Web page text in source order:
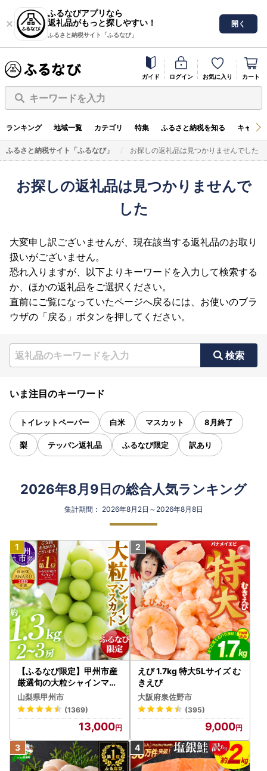
ふるなびアプリなら
返礼品がもっと探しやすい！
ふるさと納税サイト「ふるなび」
開く
ガイド ログイン お気に入り カート
キーワードを入力
ランキング 地域一覧 カテゴリ 特集 ふるさと納税を知る キャン
ふるさと納税サイト「ふるなび」 お探しの返礼品は見つかりませんでした
お探しの返礼品は見つかりませんで
した
大変申し訳ございませんが、現在該当する返礼品のお取り
扱いがございません。
恐れ入りますが、以下よりキーワードを入力して検索する
か、ほかの返礼品をご選択ください。
直前にご覧になっていたページへ戻るには、お使いのブラ
ウザの「戻る」ボタンを押してください。
検索
いま注目のキーワード
トイレットペーパー 白米 マスカット 8月終了
梨 テッパン返礼品 ふるなび限定 訳あり
2026年8月9日の総合人気ランキング
集計期間： 2026年8月2日～2026年8月8日
【ふるなび限定】甲州市産
厳選旬の大粒シャインマス
カット 約1.3kg 2～3房【2
026年発送】（MG）B12-
472 FN-Limited-VO シャ
インマスカット フルーツ
山梨県甲州市
(1369)
13,000
えび 1.7kg 特大5Lサイズ む
きえび
大阪府泉佐野市
(395)
9,000